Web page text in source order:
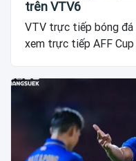
trên VTV6
VTV trực tiếp bóng đá
xem trực tiếp AFF